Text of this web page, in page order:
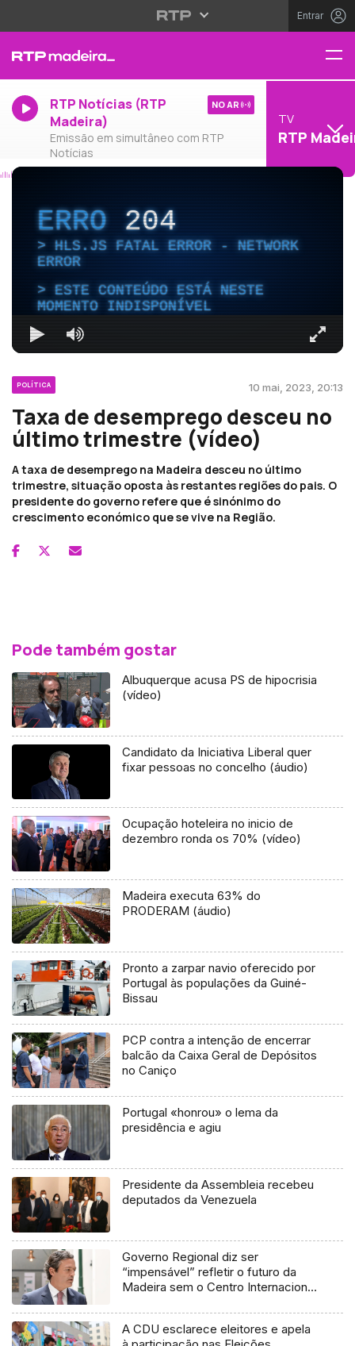
Entrar
RTP Notícias (RTP
Madeira)
Emissão em simultâneo com RTP
Notícias
NO AR
TV
RTP
ERRO204
HLS.JS FATAL ERROR - NETWORK
ERROR
ESTE CONTEÚDO ESTÁ NESTE
MOMENTO INDISPONÍVEL
POLÍTICA 10 mai, 2023, 20:13
Taxa de desemprego desceu no
último trimestre (vídeo)
A taxa de desemprego na Madeira desceu no último
trimestre, situação oposta às restantes regiões do pais. O
presidente do governo refere que é sinónimo do
crescimento económico que se vive na Região.
Pode também gostar
Albuquerque acusa PS de hipocrisia
(vídeo)
Candidato da Iniciativa Liberal quer
fixar pessoas no concelho (áudio)
Ocupação hoteleira no inicio de
dezembro ronda os 70% (vídeo)
Madeira executa 63% do
PRODERAM (áudio)
Pronto a zarpar navio oferecido por
Portugal às populações da Guiné-
Bissau
PCP contra a intenção de encerrar
balcão da Caixa Geral de Depósitos
no Caniço
Portugal «honrou» o lema da
presidência e agiu
Presidente da Assembleia recebeu
deputados da Venezuela
Governo Regional diz ser
“impensável” refletir o futuro da
Madeira sem o Centro Internacional
A CDU esclarece eleitores e apela